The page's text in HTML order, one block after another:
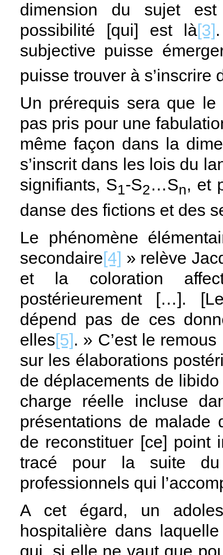
dimension du sujet
possibilité [qui] est là[3]
subjective puisse
puisse trouver à s’inscrire
Un prérequis sera que le
pas pris pour une
même façon dans la
s’inscrit dans les lois du
signifiants, S1-S2…Sn, et
danse des fictions et des
Le phénomène
secondaire[4] » relève
et la coloration
postérieurement […].
dépend pas de ces
elles[5]. » C’est le
sur les élaborations
de déplacements de
charge réelle incluse
présentations de malade
de reconstituer [ce] point
tracé pour la suite
professionnels qui
A cet égard, un
hospitalière dans
qui, si elle ne vaut que